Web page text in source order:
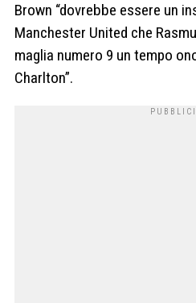
Brown “dovrebbe essere un
Manchester United che
maglia numero 9 un tempo
Charlton”.